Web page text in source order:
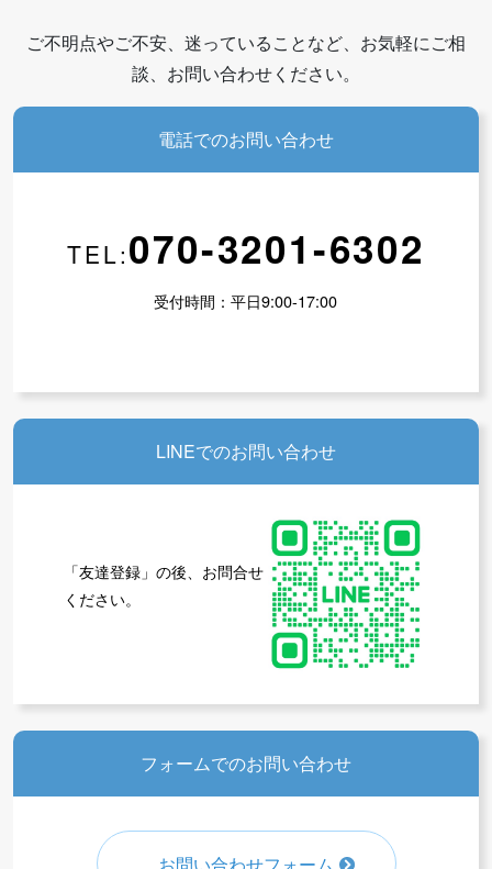
ご不明点やご不安、迷っていることなど、お気軽にご相
談、お問い合わせください。
電話でのお問い合わせ
TEL:070-3201-6302
受付時間：平日9:00-17:00
LINEでのお問い合わせ
「友達登録」の後、お問合せ
ください。
フォームでのお問い合わせ